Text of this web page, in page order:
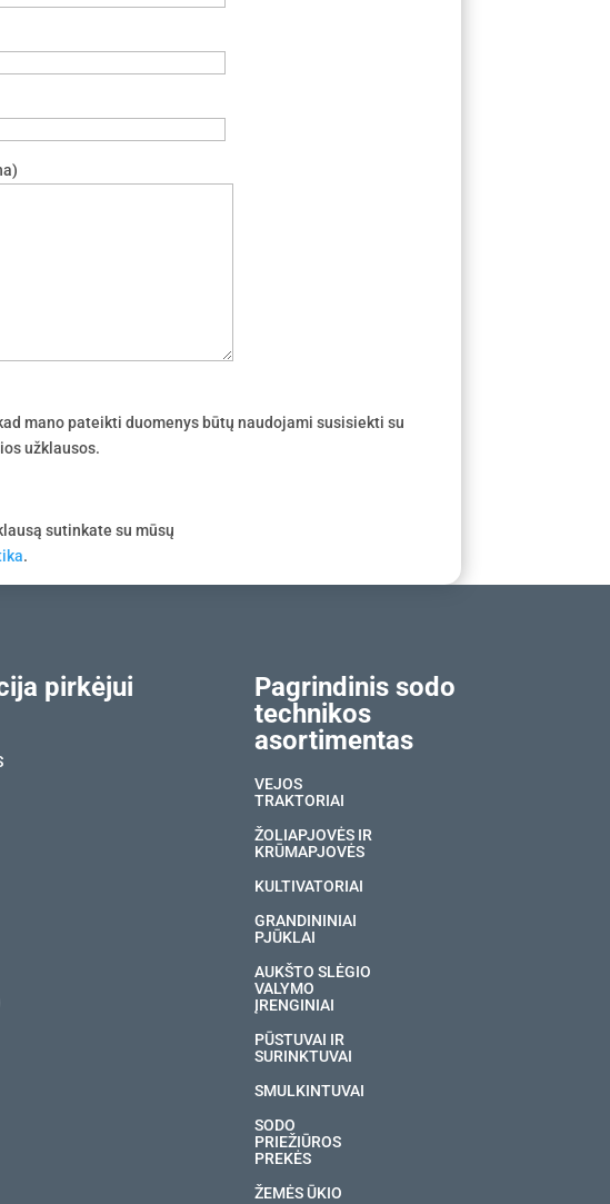
mano pateikti duomenys būtų naudojami susisiekti su
užklausos.
sutinkate su mūsų
.
pirkėjui
Pagrindinis sodo
technikos
asortimentas
VEJOS
TRAKTORIAI
ŽOLIAPJOVĖS IR
KRŪMAPJOVĖS
KULTIVATORIAI
GRANDININIAI
PJŪKLAI
AUKŠTO SLĖGIO
VALYMO
ĮRENGINIAI
PŪSTUVAI IR
SURINKTUVAI
SMULKINTUVAI
SODO
PRIEŽIŪROS
PREKĖS
ŽEMĖS ŪKIO